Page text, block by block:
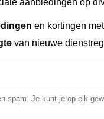
en kortingen
van nieuwe
spam. Je kunt je op elk